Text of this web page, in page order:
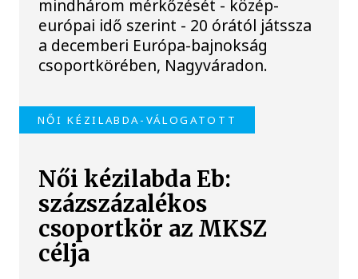
mindhárom mérkőzését - közép-
európai idő szerint - 20 órától játssza
a decemberi Európa-bajnokság
csoportkörében, Nagyváradon.
NŐI KÉZILABDA-VÁLOGATOTT
Női kézilabda Eb:
százszázalékos
csoportkör az MKSZ
célja